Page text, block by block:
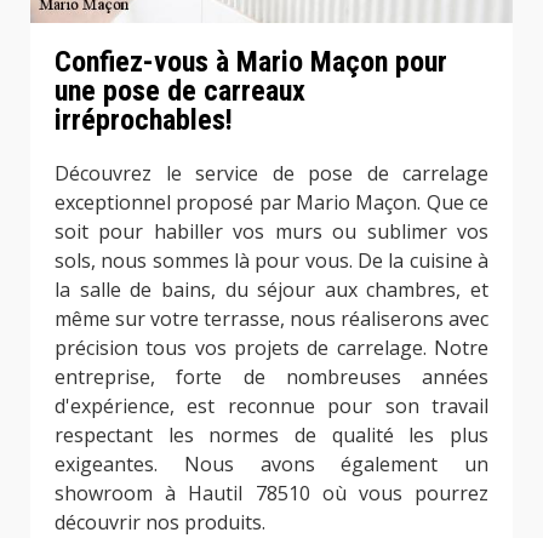
Confiez-vous à Mario Maçon pour
une pose de carreaux
irréprochables!
Découvrez le service de pose de carrelage
exceptionnel proposé par Mario Maçon. Que ce
soit pour habiller vos murs ou sublimer vos
sols, nous sommes là pour vous. De la cuisine à
la salle de bains, du séjour aux chambres, et
même sur votre terrasse, nous réaliserons avec
précision tous vos projets de carrelage. Notre
entreprise, forte de nombreuses années
d'expérience, est reconnue pour son travail
respectant les normes de qualité les plus
exigeantes. Nous avons également un
showroom à Hautil 78510 où vous pourrez
découvrir nos produits.